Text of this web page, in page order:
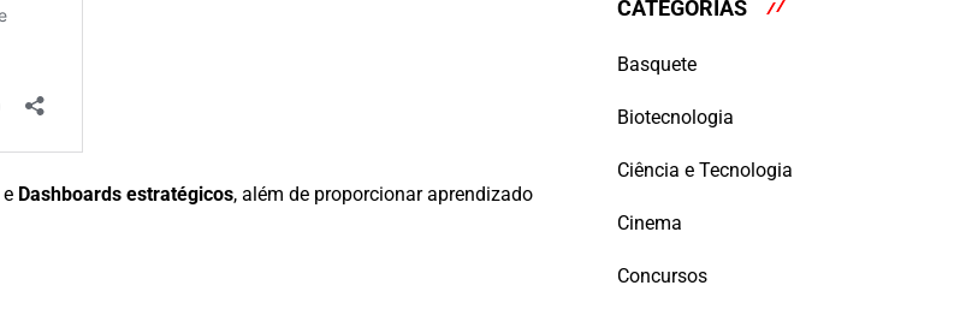
e Dashboards estratégicos, além de proporcionar aprendizado
CATEGORIAS
Basquete
Biotecnologia
Ciência e Tecnologia
Cinema
Concursos